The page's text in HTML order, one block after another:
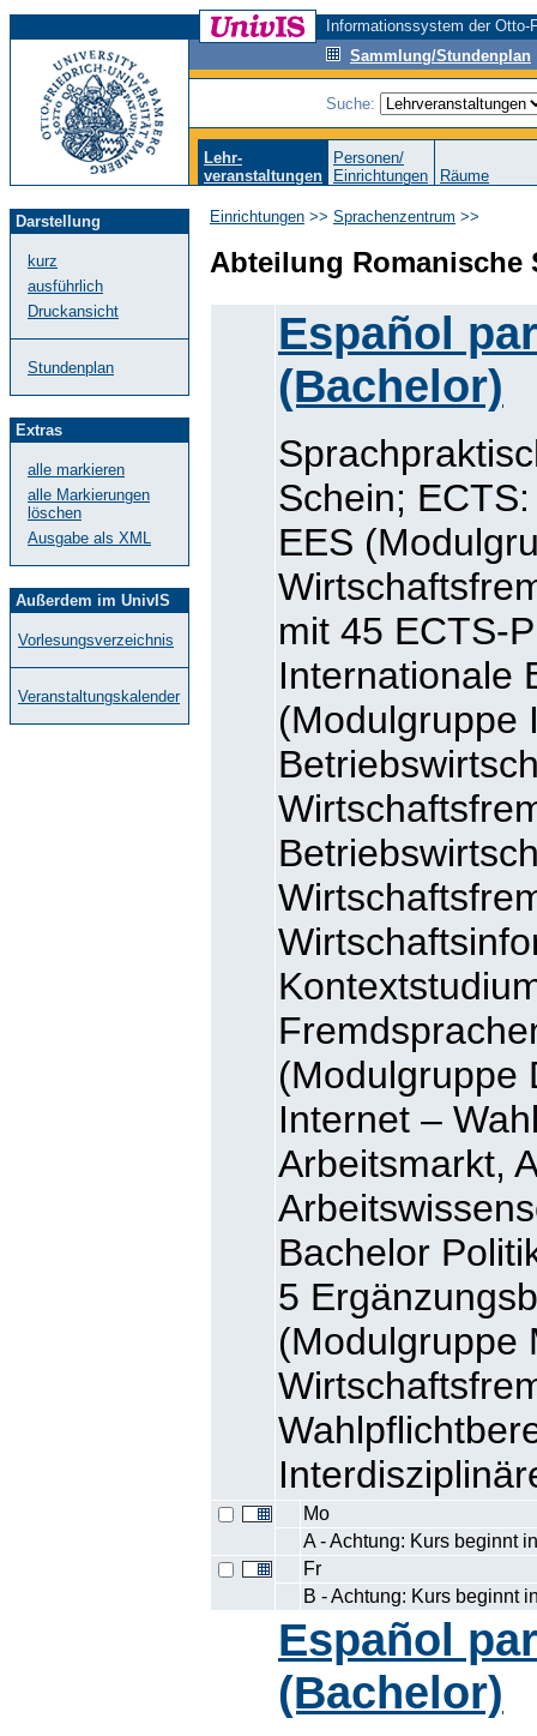
Informationssystem der
Sammlung/Stundenplan
Suche:
Lehr-
veranstaltungen
Personen/
Einrichtungen
Räume
Darstellung
kurz
ausführlich
Druckansicht
Stundenplan
Extras
alle markieren
alle Markierungen
löschen
Ausgabe als XML
Außerdem im UnivIS
Vorlesungsverzeichnis
Veranstaltungskalender
Einrichtungen >> Sprachenzentrum >>
Abteilung Romanische
Español
(Bachelor)
Schein;
EES
mit 45 ECTS-
Internationale
(Modulgruppe
(Modulgruppe
Internet –
Arbeitsmarkt,
Bachelor
5
(Modulgruppe
Mo
A - Achtung: Kurs beginnt
Fr
B - Achtung: Kurs beginnt
Español
(Bachelor)